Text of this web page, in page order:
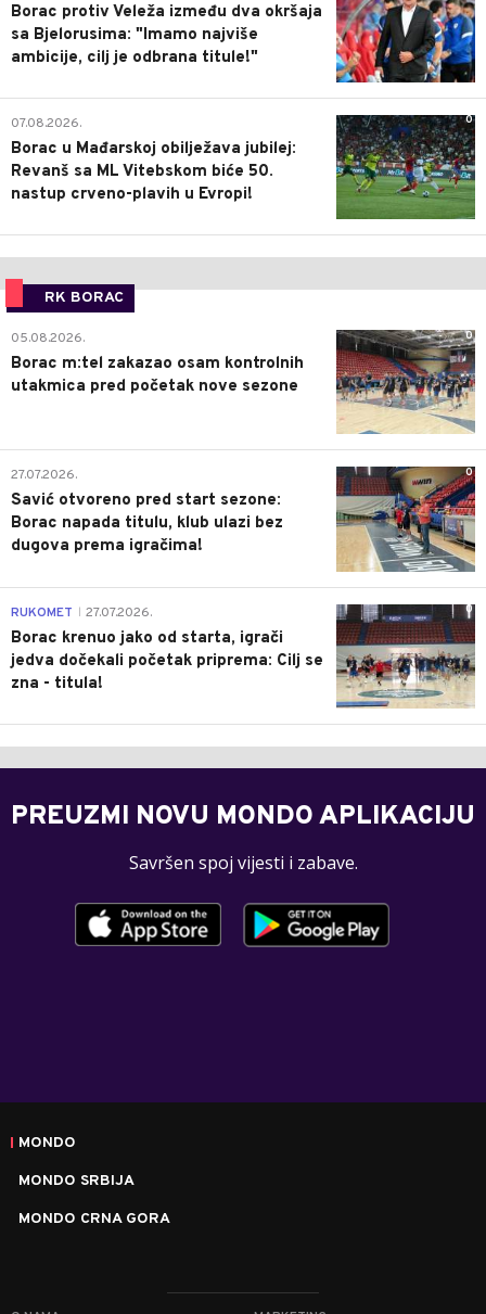
Borac protiv Veleža između dva okršaja
sa Bjelorusima: "Imamo najviše
ambicije, cilj je odbrana titule!"
0
07.08.2026.
Borac u Mađarskoj obilježava jubilej:
Revanš sa ML Vitebskom biće 50.
nastup crveno-plavih u Evropi!
RK BORAC
0
05.08.2026.
Borac m:tel zakazao osam kontrolnih
utakmica pred početak nove sezone
0
27.07.2026.
Savić otvoreno pred start sezone:
Borac napada titulu, klub ulazi bez
dugova prema igračima!
0
RUKOMET 27.07.2026.
Borac krenuo jako od starta, igrači
jedva dočekali početak priprema: Cilj se
zna - titula!
PREUZMI NOVU MONDO APLIKACIJU
Savršen spoj vijesti i zabave.
MONDO
MONDO SRBIJA
MONDO CRNA GORA